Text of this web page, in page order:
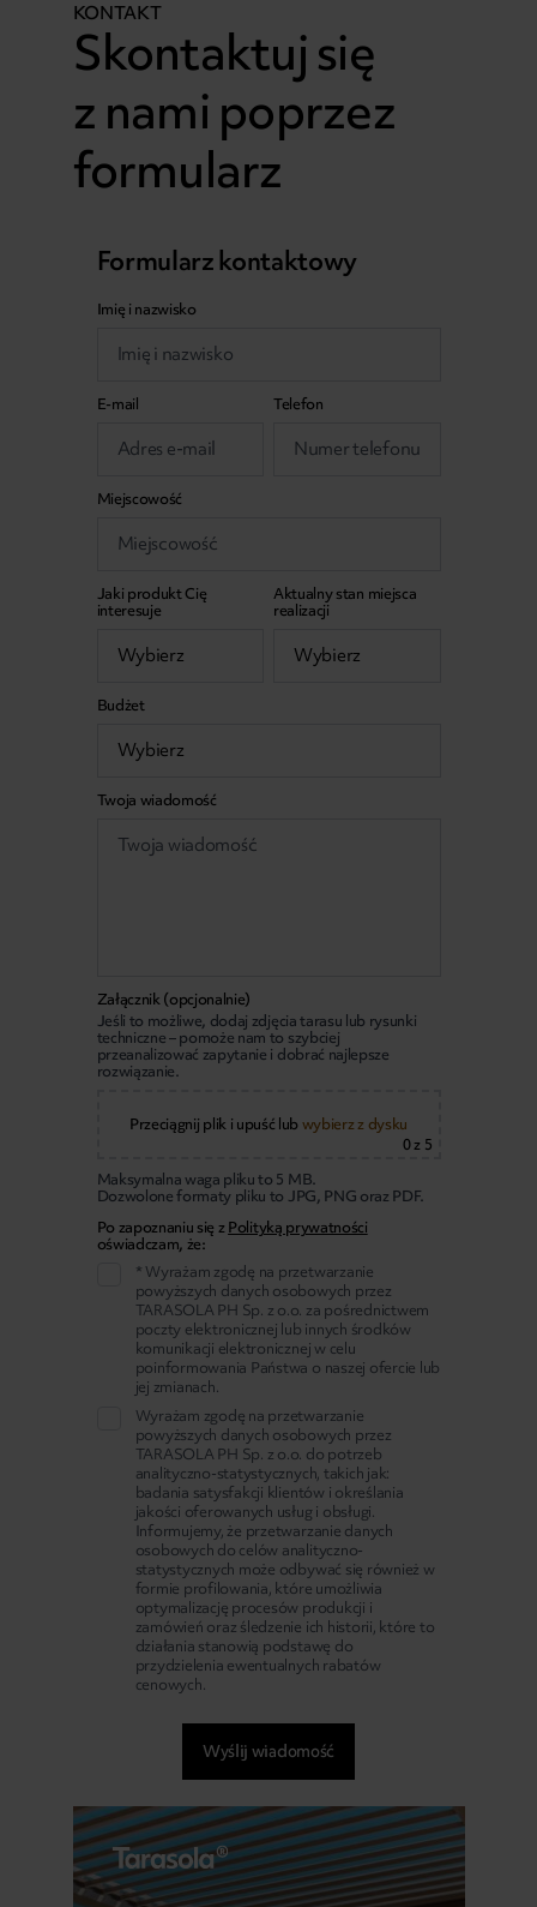
KONTAKT
Skontaktuj się
z nami poprzez
formularz
Formularz kontaktowy
Imię i nazwisko
E-mail Telefon
Miejscowość
Jaki produkt Cię
interesuje
Aktualny stan miejsca
realizacji
Budżet
Twoja wiadomość
Załącznik (opcjonalnie)
Jeśli to możliwe, dodaj zdjęcia tarasu lub rysunki
techniczne – pomoże nam to szybciej
przeanalizować zapytanie i dobrać najlepsze
rozwiązanie.
Przeciągnij plik i upuść lub wybierz z dysku
0z 5
Maksymalna waga pliku to 5 MB.
Dozwolone formaty pliku to JPG, PNG oraz PDF.
Po zapoznaniu się zPolityką prywatności
oświadczam, że:
* Wyrażam zgodę na przetwarzanie
powyższych danych osobowych przez
TARASOLA PH Sp. z o.o. za pośrednictwem
poczty elektronicznej lub innych środków
komunikacji elektronicznej w celu
poinformowania Państwa o naszej ofercie lub
jej zmianach.
Wyrażam zgodę na przetwarzanie
powyższych danych osobowych przez
TARASOLA PH Sp. z o.o. do potrzeb
analityczno-statystycznych, takich jak:
badania satysfakcji klientów i określania
jakości oferowanych usług i obsługi.
Informujemy, że przetwarzanie danych
osobowych do celów analityczno-
statystycznych może odbywać się również w
formie profilowania, które umożliwia
optymalizację procesów produkcji i
zamówień oraz śledzenie ich historii, które to
działania stanowią podstawę do
przydzielenia ewentualnych rabatów
cenowych.